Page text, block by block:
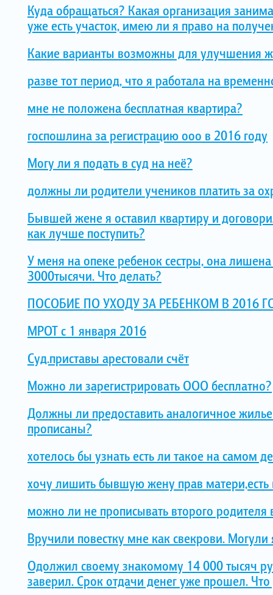
Куда обращаться? Какая организация
уже есть участок, имею ли я право на
Какие варианты возможны для улучшения
разве тот период, что я работала на
мне не положена бесплатная квартира?
госпошлина за регистрацию ооо в 2016 году
Могу ли я подать в суд на неё?
должны ли родители учеников платить за
Бывшей жене я оставил квартиру и
как лучше поступить?
У меня на опеке ребенок сестры, она
3000тысячи. Что делать?
ПОСОБИЕ ПО УХОДУ ЗА РЕБЕНКОМ В 2016
МРОТ с 1 января 2016
Суд.приставы арестовали счёт
Можно ли зарегистрировать ООО бесплатно?
Должны ли предоставить аналогичное
прописаны?
хотелось бы узнать есть ли такое на самом
хочу лишить бывшую жену прав матери,есть
можно ли не прописывать второго
Вручили повестку мне как свекрови. Могули
Одолжил своему знакомому 14 000 тысяч
заверил. Срок отдачи денег уже прошел. Что